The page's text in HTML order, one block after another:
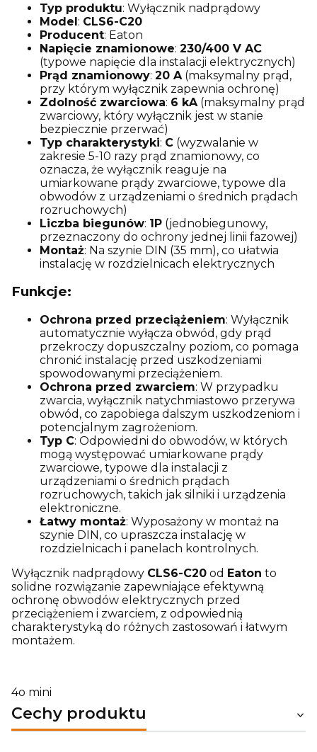
Typ produktu: Wyłącznik nadprądowy
Model: CLS6-C20
Producent: Eaton
Napięcie znamionowe: 230/400 V AC
(typowe napięcie dla instalacji elektrycznych)
Prąd znamionowy: 20 A (maksymalny prąd,
przy którym wyłącznik zapewnia ochronę)
Zdolność zwarciowa: 6 kA (maksymalny prąd
zwarciowy, który wyłącznik jest w stanie
bezpiecznie przerwać)
Typ charakterystyki: C (wyzwalanie w
zakresie 5-10 razy prąd znamionowy, co
oznacza, że wyłącznik reaguje na
umiarkowane prądy zwarciowe, typowe dla
obwodów z urządzeniami o średnich prądach
rozruchowych)
Liczba biegunów: 1P (jednobiegunowy,
przeznaczony do ochrony jednej linii fazowej)
Montaż: Na szynie DIN (35 mm), co ułatwia
instalację w rozdzielnicach elektrycznych
Funkcje:
Ochrona przed przeciążeniem: Wyłącznik
automatycznie wyłącza obwód, gdy prąd
przekroczy dopuszczalny poziom, co pomaga
chronić instalację przed uszkodzeniami
spowodowanymi przeciążeniem.
Ochrona przed zwarciem: W przypadku
zwarcia, wyłącznik natychmiastowo przerywa
obwód, co zapobiega dalszym uszkodzeniom i
potencjalnym zagrożeniom.
Typ C: Odpowiedni do obwodów, w których
mogą występować umiarkowane prądy
zwarciowe, typowe dla instalacji z
urządzeniami o średnich prądach
rozruchowych, takich jak silniki i urządzenia
elektroniczne.
Łatwy montaż: Wyposażony w montaż na
szynie DIN, co upraszcza instalację w
rozdzielnicach i panelach kontrolnych.
Wyłącznik nadprądowy CLS6-C20 od Eaton to
solidne rozwiązanie zapewniające efektywną
ochronę obwodów elektrycznych przed
przeciążeniem i zwarciem, z odpowiednią
charakterystyką do różnych zastosowań i łatwym
montażem.
4o mini
Cechy produktu